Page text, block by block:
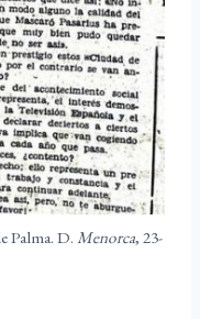
Palma. D.Menorca, 23-